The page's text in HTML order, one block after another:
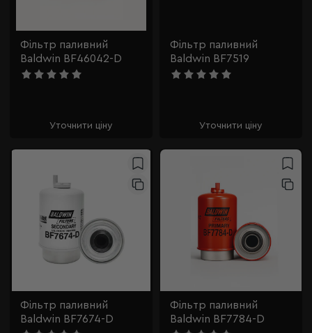
Фільтр паливний
Baldwin BF46042-D
Уточнити ціну
Фільтр паливний
Baldwin BF7519
Уточнити ціну
Фільтр паливний
Baldwin BF7674-D
Фільтр паливний
Baldwin BF7784-D